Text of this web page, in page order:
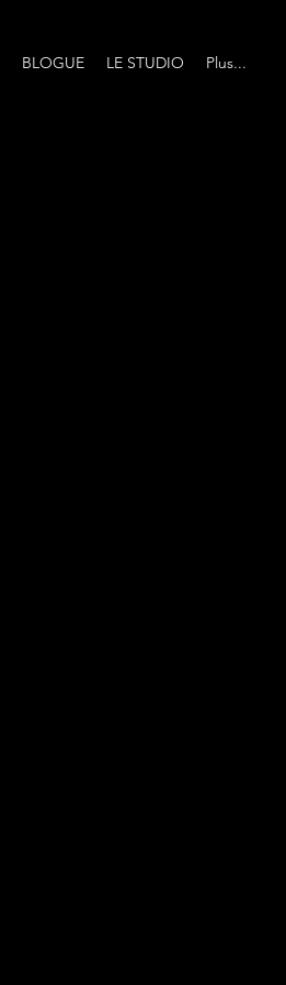
BLOGUE LE STUDIO Plus...